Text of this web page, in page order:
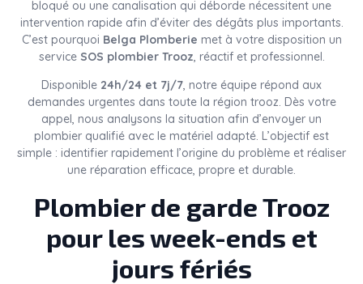
bloqué ou une canalisation qui déborde nécessitent une
intervention rapide afin d’éviter des dégâts plus importants.
C’est pourquoi Belga Plomberie met à votre disposition un
service SOS plombier Trooz, réactif et professionnel.
Disponible 24h/24 et 7j/7, notre équipe répond aux
demandes urgentes dans toute la région trooz. Dès votre
appel, nous analysons la situation afin d’envoyer un
plombier qualifié avec le matériel adapté. L’objectif est
simple : identifier rapidement l’origine du problème et réaliser
une réparation efficace, propre et durable.
Plombier de garde Trooz
pour les week-ends et
jours fériés